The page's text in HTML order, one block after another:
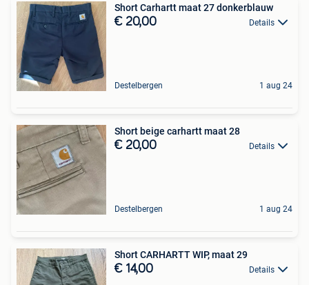
Short Carhartt maat 27 donkerblauw
€ 20,00 Details
Destelbergen 1 aug 24
Short beige carhartt maat 28
€ 20,00 Details
Destelbergen 1 aug 24
Short CARHARTT WIP, maat 29
€ 14,00 Details